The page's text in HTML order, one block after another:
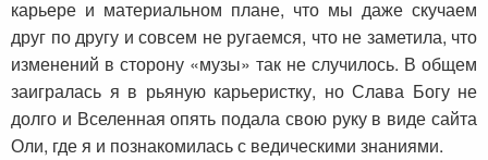
карьере и материальном плане, что мы даже скучаем
друг по другу и совсем не ругаемся, что не заметила, что
изменений в сторону «музы» так не случилось. В общем
заигралась я в рьяную карьеристку, но Слава Богу не
долго и Вселенная опять подала свою руку в виде сайта
Оли, где я и познакомилась с ведическими знаниями.